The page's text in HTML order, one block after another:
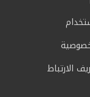
الارتباط